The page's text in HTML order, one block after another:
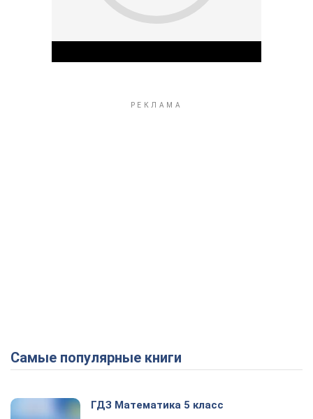
Самые популярные книги
ГДЗ Математика 5 класс